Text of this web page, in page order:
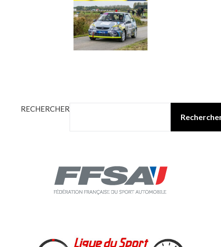
RECHERCHER